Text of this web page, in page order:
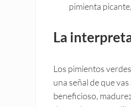
pimienta
La
Los pimientos
una señal de que
beneficioso,